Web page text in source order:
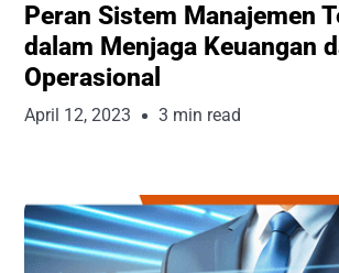
Peran Sistem Manajemen
dalam Menjaga Keuangan
Operasional
April 12, 2023 3 min read